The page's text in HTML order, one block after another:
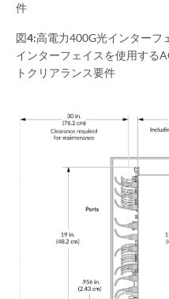
件
図4:高電力400G光インターフ
インターフェイスを使用する
トクリアランス要件